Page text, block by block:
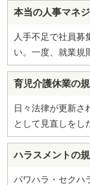
本当の人事マネ
人手不足で社員募
い。一度、就業規
育児介護休業の
日々法律が更新さ
として見直しをし
ハラスメントの
パワハラ・セクハ